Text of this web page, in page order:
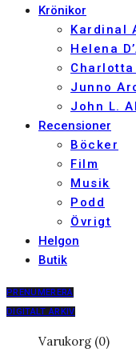
Krönikor
Kardinal
Helena
Charlotta
Junno
John L.
Recensioner
Böcker
Film
Musik
Podd
Övrigt
Helgon
Butik
PRENUMERERA
DIGITALT ARKIV
Varukorg (0)